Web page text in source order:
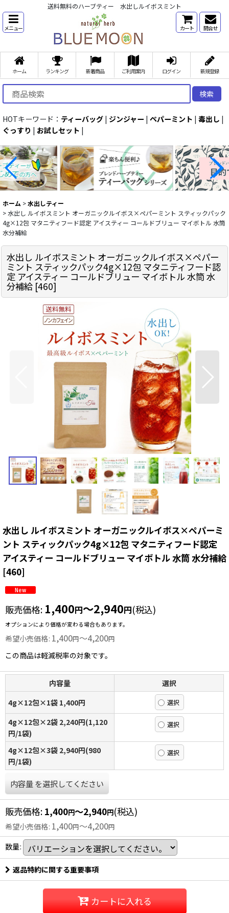
送料無料のハーブティー 水出しルイボスミント
メニュー カート 問合せ
ホーム ランキング 新着商品 ご利用案内 ログイン 新規登録
検索
HOTキーワード： ティーバッグ | ジンジャー | ペパーミント | 毒出し |
ぐっすり | お試しセット |
ホーム >水出しティー
>水出し ルイボスミント オーガニックルイボス×ペパーミント スティックパック
4g×12包 マタニティフード認定 アイスティー コールドブリュー マイボトル 水筒
水分補給
水出し ルイボスミント オーガニックルイボス×ペパー
ミント スティックパック4g×12包 マタニティフード認
定 アイスティー コールドブリュー マイボトル 水筒 水
分補給 [460]
水出し ルイボスミント オーガニックルイボス×ペパーミ
ント スティックパック4g×12包 マタニティフード認定
アイスティー コールドブリュー マイボトル 水筒 水分補給
[460]
販売価格: 1,400円～2,940円(税込)
オプションにより価格が変わる場合もあります。
希望小売価格: 1,400円～4,200円
この商品は軽減税率の対象です。
内容量
選択
4g×12包×1袋 1,400円
4g×12包×2袋 2,240円(1,120
円/1袋)
4g×12包×3袋 2,940円(980
円/1袋)
内容量を選択してください
販売価格: 1,400円～2,940円(税込)
希望小売価格: 1,400円～4,200円
数量:
返品特約に関する重要事項
カートに入れる